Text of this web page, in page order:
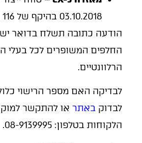
03.10.2018 בהיקף של 116 רכבים.
הודעה כתובה תשלח בדואר
החלפים המשופרים לכל בעלי
הרלוונטיים.
לבדיקה האם מספר הרישוי
לבדוק באתר או להתקשר
הלקוחות בטלפון: 08-9139995.